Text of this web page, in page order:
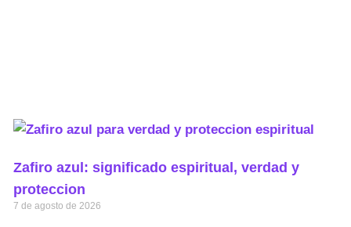
Zafiro azul: significado espiritual, verdad y
proteccion
7 de agosto de 2026